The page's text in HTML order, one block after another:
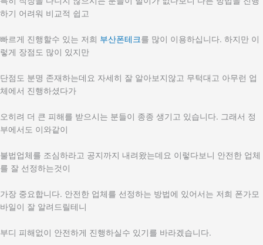
하기 어려워 비교적 쉽고
빠르게 진행할수 있는 저희 부산폰테크를 많이 이용하십니다. 하지만 이
렇게 장점도 많이 있지만
단점도 분명 존재하는데요 자세히 잘 알아보지않고 무턱대고 아무런 업
체에서 진행하셨다가
오히려 더 큰 피해를 받으시는 분들이 종종 생기고 있습니다. 그래서 정
부에서도 이와같이
불법업체를 조심하라고 공지까지 내려왔는데요 이렇다보니 안전한 업체
를 잘 선정하는것이
가장 중요합니다. 안전한 업체를 선정하는 방법에 있어서는 저희 폰가모
바일이 잘 알려드릴테니
부디 피해없이 안전하게 진행하실수 있기를 바라겠습니다.